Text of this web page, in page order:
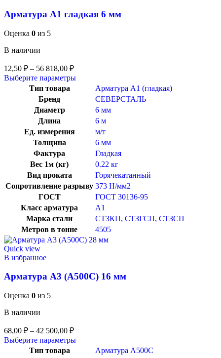
Арматура А1 гладкая 6 мм
Оценка 0 из 5
В наличии
12,50 ₽ – 56 818,00 ₽
Выберите параметры
Тип товара
Арматура А1 (гладкая)
Бренд
СЕВЕРСТАЛЬ
Диаметр
6 мм
Длина
6 м
Ед. измерения
м/т
Толщина
6 мм
Фактура
Гладкая
Вес 1м (кг)
0.22 кг
Вид проката
Горячекатанный
Сопротивление разрыву 373 Н/мм2
ГОСТ
ГОСТ 30136-95
Класс арматура
А1
Марка стали
СТ3КП, СТЗГСП, СТЗСП
Метров в тонне
4505
Quick view
В избранное
Арматура А3 (А500С) 16 мм
Оценка 0 из 5
В наличии
68,00 ₽ – 42 500,00 ₽
Выберите параметры
Тип товара
Арматура А500С